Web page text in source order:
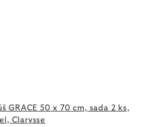
GRACE 50 x 70 cm, sada 2 ks,
Clarysse